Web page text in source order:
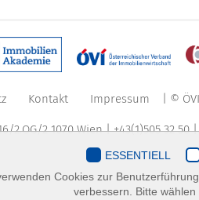
Kontakt Impressum | ©
2.OG/2 1070 Wien | +43(1)505 32 50
ESSENTIELL
Cookies zur
verbessern. Bitte wählen